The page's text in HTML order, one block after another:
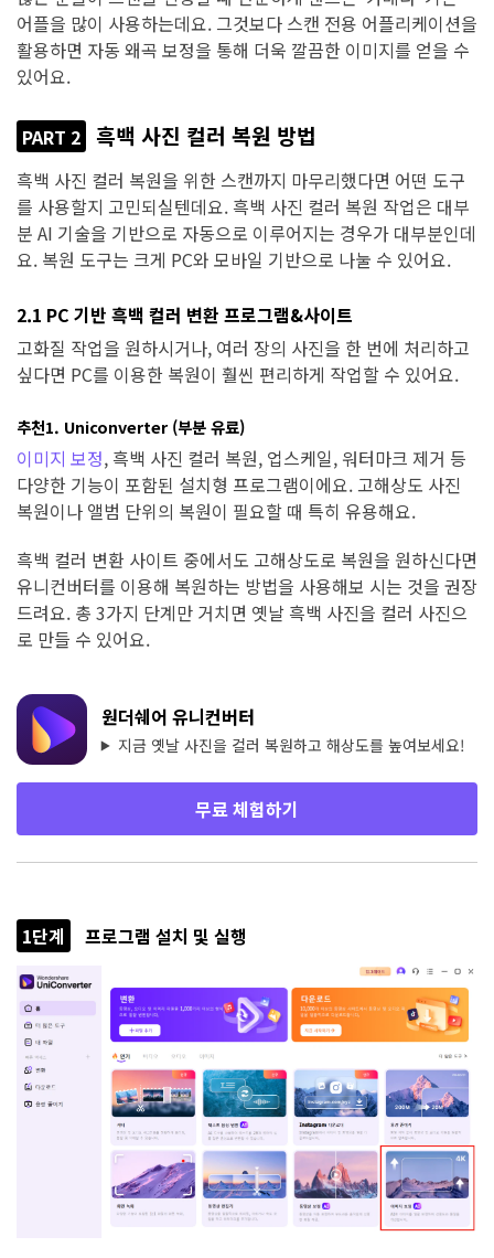
어플을 많이 사용하는데요. 그것보다 스캔 전용 어플리케이션을
활용하면 자동 왜곡 보정을 통해 더욱 깔끔한 이미지를 얻을 수
있어요.
PART 2 흑백 사진 컬러 복원 방법
흑백 사진 컬러 복원을 위한 스캔까지 마무리했다면 어떤 도구
를 사용할지 고민되실텐데요. 흑백 사진 컬러 복원 작업은 대부
분 AI 기술을 기반으로 자동으로 이루어지는 경우가 대부분인데
요. 복원 도구는 크게 PC와 모바일 기반으로 나눌 수 있어요.
2.1 PC 기반 흑백 컬러 변환 프로그램&사이트
고화질 작업을 원하시거나, 여러 장의 사진을 한 번에 처리하고
싶다면 PC를 이용한 복원이 훨씬 편리하게 작업할 수 있어요.
추천1. Uniconverter (부분 유료)
이미지 보정, 흑백 사진 컬러 복원, 업스케일, 워터마크 제거 등
다양한 기능이 포함된 설치형 프로그램이에요. 고해상도 사진
복원이나 앨범 단위의 복원이 필요할 때 특히 유용해요.
흑백 컬러 변환 사이트 중에서도 고해상도로 복원을 원하신다면
유니컨버터를 이용해 복원하는 방법을 사용해보 시는 것을 권장
드려요. 총 3가지 단계만 거치면 옛날 흑백 사진을 컬러 사진으
로 만들 수 있어요.
원더쉐어 유니컨버터
지금 옛날 사진을 컬러 복원하고 해상도를 높여보세요!
무료 체험하기
1단계 프로그램 설치 및 실행